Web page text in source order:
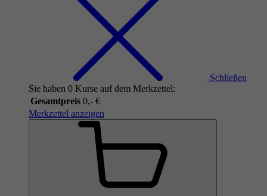
Schließen
Sie haben 0 Kurse auf dem Merkzettel:
Gesamtpreis 0,- €
Merkzettel anzeigen